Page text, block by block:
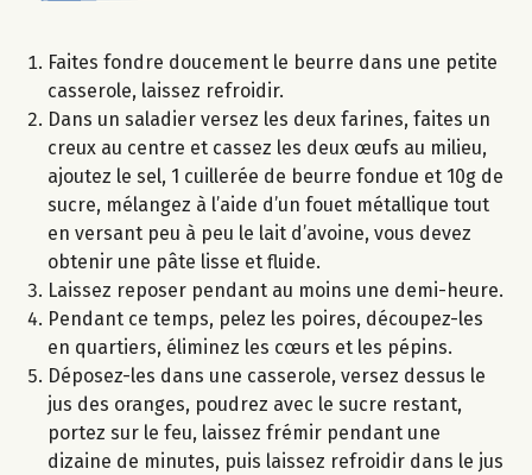
Faites fondre doucement le beurre dans une petite
casserole, laissez refroidir.
Dans un saladier versez les deux farines, faites un
creux au centre et cassez les deux œufs au milieu,
ajoutez le sel, 1 cuillerée de beurre fondue et 10g de
sucre, mélangez à l’aide d’un fouet métallique tout
en versant peu à peu le lait d’avoine, vous devez
obtenir une pâte lisse et fluide.
Laissez reposer pendant au moins une demi-heure.
Pendant ce temps, pelez les poires, découpez-les
en quartiers, éliminez les cœurs et les pépins.
Déposez-les dans une casserole, versez dessus le
jus des oranges, poudrez avec le sucre restant,
portez sur le feu, laissez frémir pendant une
dizaine de minutes, puis laissez refroidir dans le jus